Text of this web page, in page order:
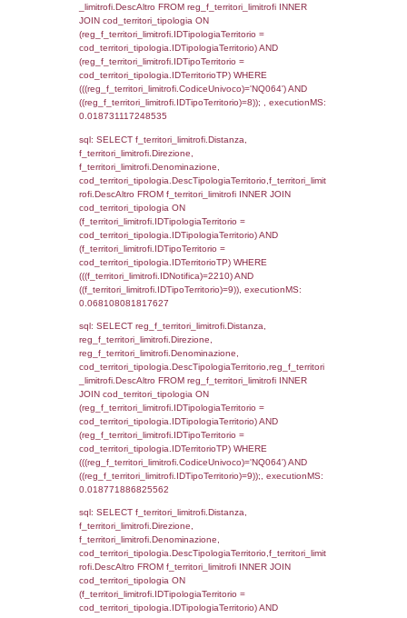
rofi.DescAltro FROM f_territori_limitrofi
cod_territori_tipologia ON
(f_territori_limitrofi.IDTipologiaTerritorio =
cod_territori_tipologia.IDTipologiaTerritorio)
(f_territori_limitrofi.IDTipoTerritorio =
cod_territori_tipologia.IDTerritorioTP)
(((f_territori_limitrofi.IDNotifica)=2210) AND
((f_territori_limitrofi.IDTipoTerritorio)=4)),
0.071083068847656
sql: SELECT f_territori_limitrofi.Distanza,
f_territori_limitrofi.Direzione,
f_territori_limitrofi.Denominazione,
f_territori_limitrofi.DescAltro FROM
JOIN cod_territori_tipologia ON
(f_territori_limitrofi.IDTipologiaTerritorio =
cod_territori_tipologia.IDTipologiaTerritorio)
(f_territori_limitrofi.IDTipoTerritorio =
cod_territori_tipologia.IDTerritorioTP)
(((f_territori_limitrofi.IDNotifica)=2210) AND
((f_territori_limitrofi.IDTipoTerritorio)=5)),
0.070346117019653
reg_f_territori_limitrofi.Direzione,
reg_f_territori_limitrofi.Denominazione,
_limitrofi.DescAltro FROM
JOIN cod_territori_tipologia ON